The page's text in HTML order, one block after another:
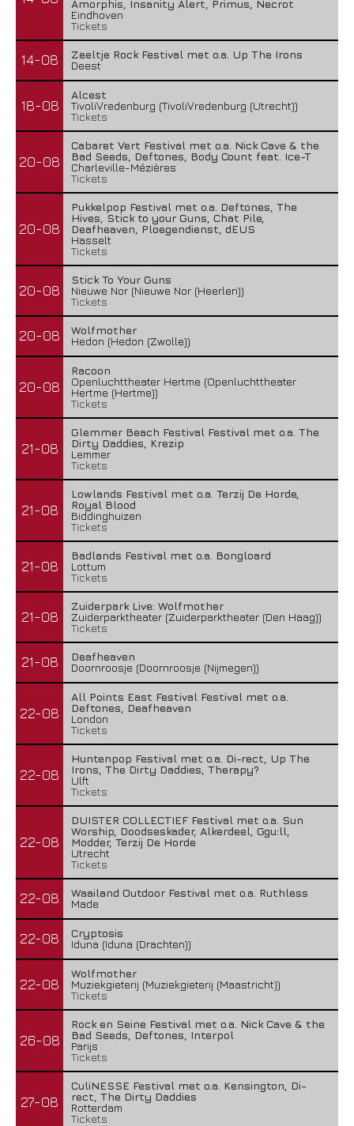
Amorphis, Insanity Alert, Primus, Necrot
Eindhoven
Tickets
14-08
Zeeltje Rock Festival met o.a. Up The Irons
Deest
18-08
Alcest
TivoliVredenburg (TivoliVredenburg (Utrecht))
Tickets
20-08
Cabaret Vert Festival met o.a. Nick Cave & the
Bad Seeds, Deftones, Body Count feat. Ice-T
Charleville-Mézières
Tickets
20-08
Pukkelpop Festival met o.a. Deftones, The
Hives, Stick to your Guns, Chat Pile,
Deafheaven, Ploegendienst, dEUS
Hasselt
Tickets
20-08
Stick To Your Guns
Nieuwe Nor (Nieuwe Nor (Heerlen))
Tickets
20-08
Wolfmother
Hedon (Hedon (Zwolle))
20-08
Racoon
Openluchttheater Hertme (Openluchttheater
Hertme (Hertme))
Tickets
21-08
Glemmer Beach Festival Festival met o.a. The
Dirty Daddies, Krezip
Lemmer
Tickets
21-08
Lowlands Festival met o.a. Terzij De Horde,
Royal Blood
Biddinghuizen
Tickets
21-08
Badlands Festival met o.a. Bongloard
Lottum
Tickets
21-08
Zuiderpark Live: Wolfmother
Zuiderparktheater (Zuiderparktheater (Den Haag))
Tickets
21-08
Deafheaven
Doornroosje (Doornroosje (Nijmegen))
22-08
All Points East Festival Festival met o.a.
Deftones, Deafheaven
London
Tickets
22-08
Huntenpop Festival met o.a. Di-rect, Up The
Irons, The Dirty Daddies, Therapy?
Ulft
Tickets
22-08
DUISTER COLLECTIEF Festival met o.a. Sun
Worship, Doodseskader, Alkerdeel, Ggu:ll,
Modder, Terzij De Horde
Utrecht
Tickets
22-08
Waailand Outdoor Festival met o.a. Ruthless
Made
22-08
Cryptosis
Iduna (Iduna (Drachten))
22-08
Wolfmother
Muziekgieterij (Muziekgieterij (Maastricht))
Tickets
26-08
Rock en Seine Festival met o.a. Nick Cave & the
Bad Seeds, Deftones, Interpol
Parijs
Tickets
27-08
CuliNESSE Festival met o.a. Kensington, Di-
rect, The Dirty Daddies
Rotterdam
Tickets